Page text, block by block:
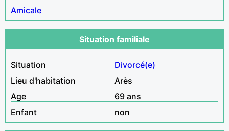
Amicale
Situation familiale
Situation
Divorcé(e)
Lieu d'habitation
Arès
Age
69 ans
Enfant
non